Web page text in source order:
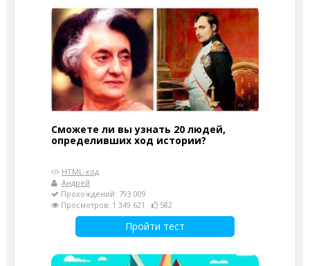
Сможете ли вы узнать 20 людей,
определивших ход истории?
HTML-код
Андрей
Прохождений: 793 009
Просмотров: 1 349 621
582
Пройти тест